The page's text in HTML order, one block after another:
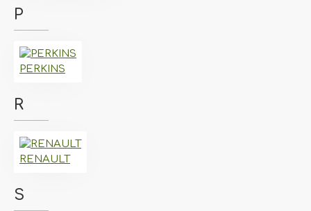
P
PERKINS
R
RENAULT
S